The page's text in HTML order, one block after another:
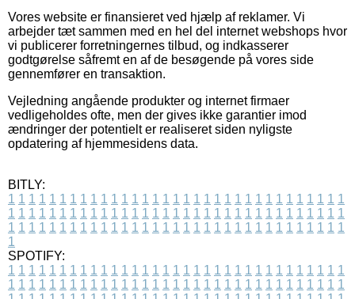
Vores website er finansieret ved hjælp af reklamer. Vi
arbejder tæt sammen med en hel del internet webshops hvor
vi publicerer forretningernes tilbud, og indkasserer
godtgørelse såfremt en af de besøgende på vores side
gennemfører en transaktion.
Vejledning angående produkter og internet firmaer
vedligeholdes ofte, men der gives ikke garantier imod
ændringer der potentielt er realiseret siden nyligste
opdatering af hjemmesidens data.
BITLY:
1 1 1 1 1 1 1 1 1 1 1 1 1 1 1 1 1 1 1 1 1 1 1 1 1 1 1 1 1 1 1 1 1
1 1 1 1 1 1 1 1 1 1 1 1 1 1 1 1 1 1 1 1 1 1 1 1 1 1 1 1 1 1 1 1 1
1 1 1 1 1 1 1 1 1 1 1 1 1 1 1 1 1 1 1 1 1 1 1 1 1 1 1 1 1 1 1 1 1
1
SPOTIFY:
1 1 1 1 1 1 1 1 1 1 1 1 1 1 1 1 1 1 1 1 1 1 1 1 1 1 1 1 1 1 1 1 1
1 1 1 1 1 1 1 1 1 1 1 1 1 1 1 1 1 1 1 1 1 1 1 1 1 1 1 1 1 1 1 1 1